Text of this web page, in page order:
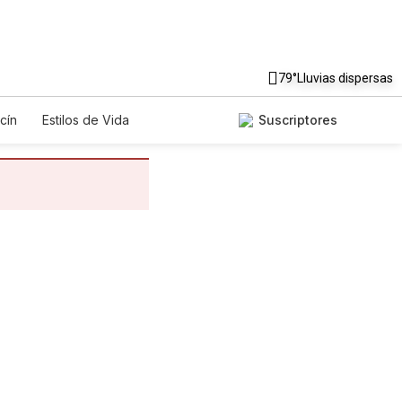
79°Lluvias dispersas
Estilos de Vida
Suscriptores